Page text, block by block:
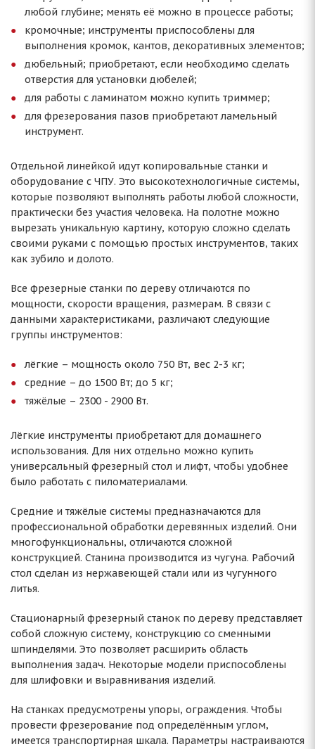
любой глубине; менять её можно в процессе работы;
кромочные; инструменты приспособлены для
выполнения кромок, кантов, декоративных элементов;
дюбельный; приобретают, если необходимо сделать
отверстия для установки дюбелей;
для работы с ламинатом можно купить триммер;
для фрезерования пазов приобретают ламельный
инструмент.
Отдельной линейкой идут копировальные станки и
оборудование с ЧПУ. Это высокотехнологичные системы,
которые позволяют выполнять работы любой сложности,
практически без участия человека. На полотне можно
вырезать уникальную картину, которую сложно сделать
своими руками с помощью простых инструментов, таких
как зубило и долото.
Все фрезерные станки по дереву отличаются по
мощности, скорости вращения, размерам. В связи с
данными характеристиками, различают следующие
группы инструментов:
лёгкие – мощность около 750 Вт, вес 2-3 кг;
средние – до 1500 Вт; до 5 кг;
тяжёлые – 2300 - 2900 Вт.
Лёгкие инструменты приобретают для домашнего
использования. Для них отдельно можно купить
универсальный фрезерный стол и лифт, чтобы удобнее
было работать с пиломатериалами.
Средние и тяжёлые системы предназначаются для
профессиональной обработки деревянных изделий. Они
многофункциональны, отличаются сложной
конструкцией. Станина производится из чугуна. Рабочий
стол сделан из нержавеющей стали или из чугунного
литья.
Стационарный фрезерный станок по дереву представляет
собой сложную систему, конструкцию со сменными
шпинделями. Это позволяет расширить область
выполнения задач. Некоторые модели приспособлены
для шлифовки и выравнивания изделий.
На станках предусмотрены упоры, ограждения. Чтобы
провести фрезерование под определённым углом,
имеется транспортирная шкала. Параметры настраиваются